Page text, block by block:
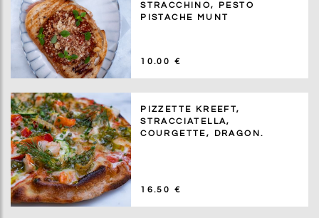
STRACCHINO, PESTO
PISTACHE MUNT
10.00 €
PIZZETTE KREEFT,
STRACCIATELLA,
COURGETTE, DRAGON.
16.50 €